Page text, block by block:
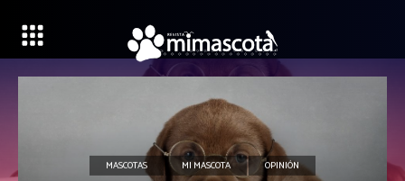
MASCOTAS MI MASCOTA OPINIÓN